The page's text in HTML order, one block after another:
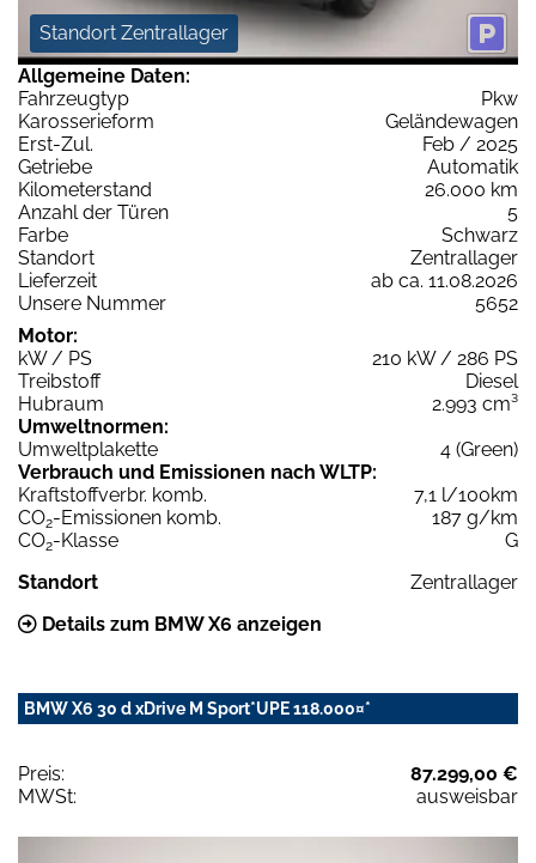
Standort Zentrallager
Allgemeine Daten:
Fahrzeugtyp
Pkw
Karosserieform
Geländewagen
Erst-Zul.
Feb / 2025
Getriebe
Automatik
Kilometerstand
26.000 km
Anzahl der Türen
5
Farbe
Schwarz
Standort
Zentrallager
Lieferzeit
ab ca. 11.08.2026
Unsere Nummer
5652
Motor:
kW / PS
210 kW / 286 PS
Treibstoff
Diesel
Hubraum
2.993 cm³
Umweltnormen:
Umweltplakette
4 (Green)
Verbrauch und Emissionen nach WLTP:
Kraftstoffverbr. komb.
7,1 l/100km
CO2-Emissionen komb.
187 g/km
CO2-Klasse
G
Standort
Zentrallager
Details zum BMW X6 anzeigen
BMW X6 30 d xDrive M Sport*UPE 118.000¤*
Preis:
87.299,00 €
MWSt:
ausweisbar